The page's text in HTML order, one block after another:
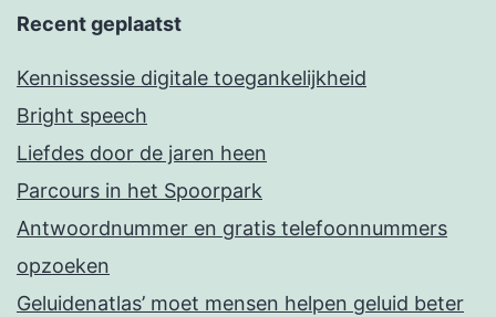
Recent geplaatst
Kennissessie digitale toegankelijkheid
Bright speech
Liefdes door de jaren heen
Parcours in het Spoorpark
Antwoordnummer en gratis telefoonnummers
opzoeken
Geluidenatlas’ moet mensen helpen geluid beter